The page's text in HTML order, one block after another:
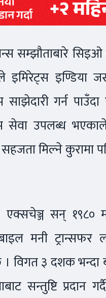
सम्झौताबारे
इण्डिया
साझेदारी गर्न
सेवा उपलब्ध
मिल्ने कुरामा
सन् १९८०
मनी
विगत ३ दशक
सन्तुष्टि प्रदान